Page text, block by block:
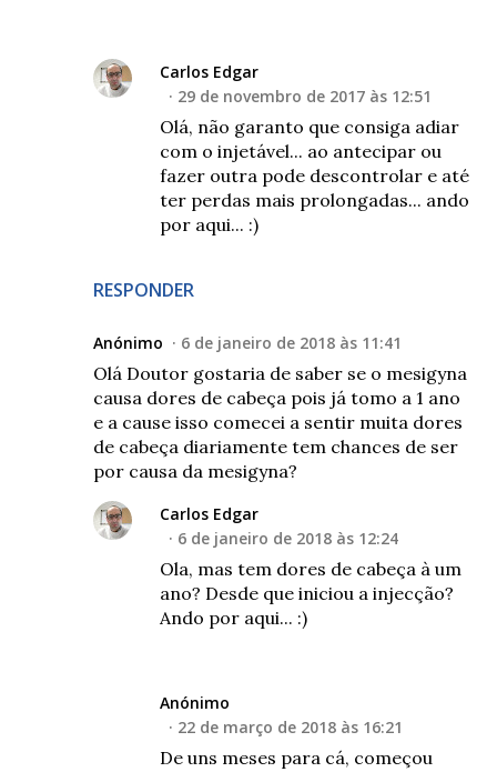
RESPONDER
Carlos Edgar
29 de novembro de 2017 às 12:51
Olá, não garanto que consiga adiar
com o injetável... ao antecipar ou
fazer outra pode descontrolar e até
ter perdas mais prolongadas... ando
por aqui... :)
Anónimo 6 de janeiro de 2018 às 11:41
Olá Doutor gostaria de saber se o mesigyna
causa dores de cabeça pois já tomo a 1 ano
e a cause isso comecei a sentir muita dores
de cabeça diariamente tem chances de ser
por causa da mesigyna?
Carlos Edgar
6 de janeiro de 2018 às 12:24
Ola, mas tem dores de cabeça à um
ano? Desde que iniciou a injecção?
Ando por aqui... :)
Anónimo
22 de março de 2018 às 16:21
De uns meses para cá, começou